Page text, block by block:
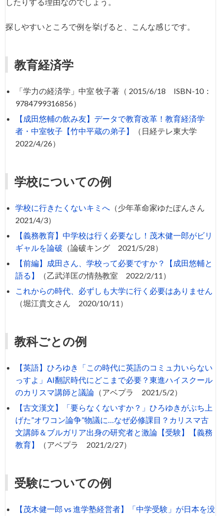
探しやすいところで例を挙げると、こんな感じです。
教育経済学
「学力の経済学」中室 牧子著（ 2015/6/18 ISBN-10：
9784799316856）
【成田悠輔の飲み友】データで教育改革！教育経済学
者・中室牧子【竹中平蔵の弟子】
（日経テレ東大学
2022/4/26）
学校についての例
学校に行きたくないキミへ （少年革命家ゆたぽんさん
2021/4/3）
【義務教育】中学校は行く必要なし！茂木健一郎がビリ
ギャルを論破 （論破キング 2021/5/28）
【前編】成田さん、学校って必要ですか？【成田悠輔と
語る】
（乙武洋匡の情熱教室 2022/2/11）
これからの時代、必ずしも大学に行く必要はありません
（堀江貴文さん 2020/10/11）
教科ごとの例
【英語】ひろゆき「この時代に英語のコミュ力いらない
っすよ」AI翻訳時代にどこまで必要？東進ハイスクール
のカリスマ講師と議論 （アベプラ 2021/5/2）
【古文漢文】「要らなくないすか？」ひろゆきがぶち上
げた”オワコン論争”物議に…なぜ必修課目？カリスマ古
文講師＆ブルガリア出身の研究者と激論【受験】【義務
教育】
（アベプラ 2021/2/27）
受験についての例
【茂木健一郎 vs 進学塾経営者】「中学受験」が日本を没